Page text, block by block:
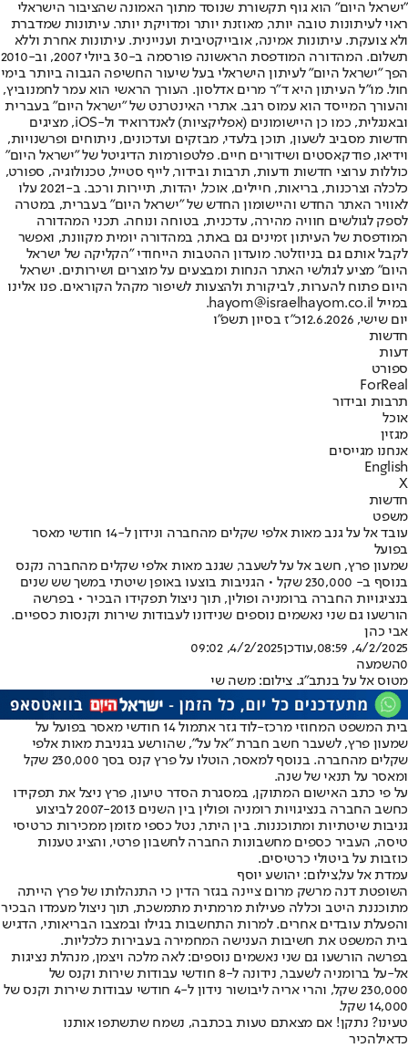
"ישראל היום" הוא גוף תקשורת שנוסד מתוך האמונה שהציבור הישראלי
ראוי לעיתונות טובה יותר, מאוזנת יותר ומדויקת יותר. עיתונות שמדברת
ולא צועקת. עיתונות אמינה, אובייקטיבית ועניינית. עיתונות אחרת וללא
תשלום. המהדורה המודפסת הראשונה פורסמה ב-30 ביולי 2007, וב-2010
הפך "ישראל היום" לעיתון הישראלי בעל שיעור החשיפה הגבוה ביותר בימי
חול. מו"ל העיתון היא ד"ר מרים אדלסון. העורך הראשי הוא עמר לחמנוביץ,
והעורך המייסד הוא עמוס רגב. אתרי האינטרנט של "ישראל היום" בעברית
ובאנגלית, כמו כן היישומונים (אפליקציות) לאנדרואיד ול-iOS, מציגים
חדשות מסביב לשעון, תוכן בלעדי, מבזקים ועדכונים, ניתוחים ופרשנויות,
וידיאו, פודקאסטים ושידורים חיים. פלטפורמות הדיגיטל של "ישראל היום"
כוללות ערוצי חדשות ודעות, תרבות ובידור, לייף סטייל, טכנולוגיה, ספורט,
כלכלה וצרכנות, בריאות, חיילים, אוכל, יהדות, תיירות ורכב. ב-2021 עלו
לאוויר האתר החדש והיישומון החדש של "ישראל היום" בעברית, במטרה
לספק לגולשים חוויה מהירה, עדכנית, בטוחה ונוחה. תכני המהדורה
המודפסת של העיתון זמינים גם באתר, במהדורה יומית מקוונת, ואפשר
לקבל אותם גם בניוזלטר. מועדון ההטבות הייחודי "הקליקה של ישראל
היום" מציע לגולשי האתר הנחות ומבצעים על מוצרים ושירותים. ישראל
היום פתוח להערות, לביקורת ולהצעות לשיפור מקהל הקוראים. פנו אלינו
במייל hayom@israelhayom.co.il.
יום שישי, 12.6.2026
כ"ז בסיון תשפ"ו
חדשות
דעות
ספורט
ForReal
תרבות ובידור
אוכל
מגזין
אנחנו מגייסים
English
X
חדשות
משפט
עובד אל על גנב מאות אלפי שקלים מהחברה ונידון ל-14 חודשי מאסר
בפועל
שמעון פרץ, חשב אל על לשעבר, שגנב מאות אלפי שקלים מהחברה נקנס
בנוסף ב- 230,000 שקל • הגניבות בוצעו באופן שיטתי במשך שש שנים
בנציגויות החברה ברומניה ופולין, תוך ניצול תפקידו הבכיר • בפרשה
הורשעו גם שני נאשמים נוספים שנידונו לעבודות שירות וקנסות כספיים.
אבי כהן
4/2/2025, 08:59
,עודכן4/2/2025, 09:02
0השמעה
מטוס אל על בנתב"ג. צילום: משה שי
בית המשפט המחוזי מרכז-לוד גזר אתמול 14 חודשי מאסר בפועל על
שמעון פרץ, לשעבר חשב חברת "אל על", שהורשע בגניבת מאות אלפי
שקלים מהחברה. בנוסף למאסר, הוטלו על פרץ קנס בסך 230,000 שקל
ומאסר על תנאי של שנה.
על פי כתב האישום המתוקן, במסגרת הסדר טיעון, פרץ ניצל את תפקידו
כחשב החברה בנציגויות רומניה ופולין בין השנים 2007-2013 לביצוע
גניבות שיטתיות ומתוכננות. בין היתר, נטל כספי מזומן ממכירות כרטיסי
טיסה, העביר כספים מחשבונות החברה לחשבון פרטי, והציג טענות
כוזבות על ביטולי כרטיסים.
עמדת אל על,צילום: יהושע יוסף
השופטת דנה מרשק מרום ציינה בגזר הדין כי התנהלותו של פרץ הייתה
מתוכננת היטב וכללה פעילות מרמתית מתמשכת, תוך ניצול מעמדו הבכיר
והפעלת עובדים אחרים. למרות התחשבות בגילו ובמצבו הבריאותי, הדגיש
בית המשפט את חשיבות הענישה המחמירה בעבירות כלכליות.
בפרשה הורשעו גם שני נאשמים נוספים: לאה מלכה ויצמן, מנהלת נציגות
אל-על ברומניה לשעבר, נידונה ל-8 חודשי עבודות שירות וקנס של
230,000 שקל, והרי אריה ליבושור נידון ל-4 חודשי עבודות שירות וקנס של
14,000 שקל.
טעינו? נתקן! אם מצאתם טעות בכתבה, נשמח שתשתפו אותנו
כדאילהכיר